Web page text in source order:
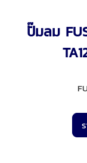
ปั๊มลม